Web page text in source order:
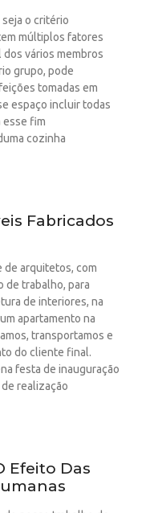
seja o critério
múltiplos fatores
vários membros
grupo, pode
tomadas em
espaço incluir todas
esse fim
cozinha
Fabricados
de arquitetos, com
de trabalho, para
de interiores, na
apartamento na
transportamos e
do cliente final.
festa de inauguração
realização
Efeito Das